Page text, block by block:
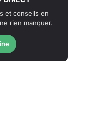
et conseils en
rien manquer.